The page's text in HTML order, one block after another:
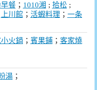
餐； 1010湘 ; 拾松 ;
上川館； 活蝦料理 ； 一条
火鍋； 賓果鋪； 客家燒
湯；